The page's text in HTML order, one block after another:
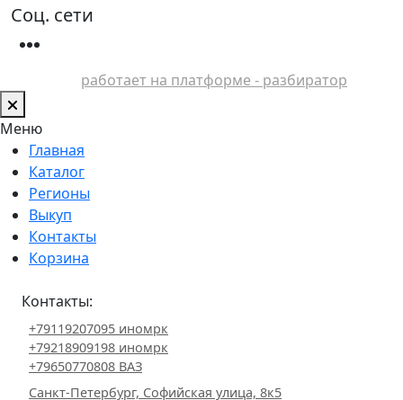
Соц. сети
работает на платформе - разбиратор
Меню
Главная
Каталог
Регионы
Выкуп
Контакты
Корзина
Контакты:
+79119207095 иномрк
+79218909198 иномрк
+79650770808 ВАЗ
Санкт-Петербург, Софийская улица, 8к5